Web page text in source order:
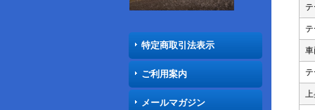
特定商取引法表示
ご利用案内
メールマガジン